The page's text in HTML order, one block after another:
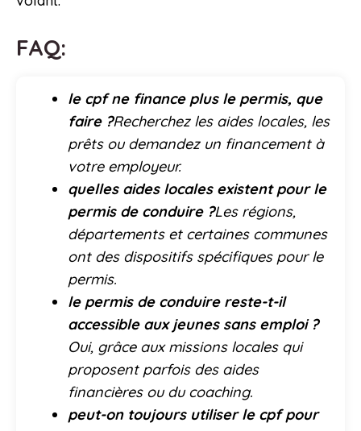
FAQ:
le cpf ne finance plus le permis, que
faire ?Recherchez les aides locales, les
prêts ou demandez un financement à
votre employeur.
quelles aides locales existent pour le
permis de conduire ?Les régions,
départements et certaines communes
ont des dispositifs spécifiques pour le
permis.
le permis de conduire reste-t-il
accessible aux jeunes sans emploi ?
Oui, grâce aux missions locales qui
proposent parfois des aides
financières ou du coaching.
peut-on toujours utiliser le cpf pour